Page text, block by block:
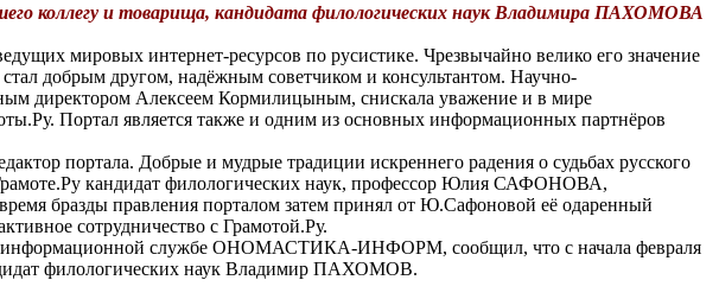
и товарища, кандидата филологических наук Владимира ПАХОМОВА
мировых интернет-ресурсов по русистике. Чрезвычайно велико его значение
добрым другом, надёжным советчиком и консультантом. Научно-
директором Алексеем Кормилицыным, снискала уважение и в мире
Портал является также и одним из основных информационных партнёров
портала. Добрые и мудрые традиции искреннего радения о судьбах русского
кандидат филологических наук, профессор Юлия САФОНОВА,
бразды правления порталом затем принял от Ю.Сафоновой её одаренный
сотрудничество с Грамотой.Ру.
информационной службе ОНОМАСТИКА-ИНФОРМ, сообщил, что с начала февраля
филологических наук Владимир ПАХОМОВ.